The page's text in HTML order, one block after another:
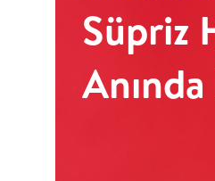
Süpriz